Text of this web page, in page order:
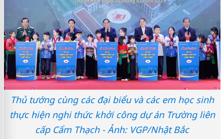
Thủ tướng cùng các đại biểu và các em học sinh
thực hiện nghi thức khởi công dự án Trường liên
cấp Cẩm Thạch - Ảnh: VGP/Nhật Bắc